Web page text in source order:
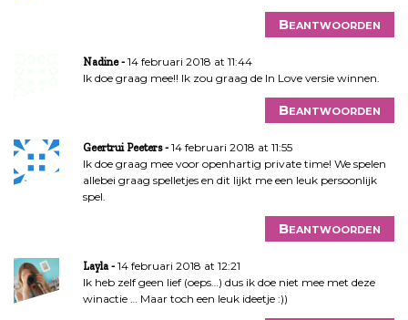
Beantwoorden
Nadine
14 februari 2018 at 11:44
Ik doe graag mee!! Ik zou graag de In Love versie winnen.
Beantwoorden
Geertrui Peeters
14 februari 2018 at 11:55
Ik doe graag mee voor openhartig private time! We spelen
allebei graag spelletjes en dit lijkt me een leuk persoonlijk
spel.
Beantwoorden
Layla
14 februari 2018 at 12:21
Ik heb zelf geen lief (oeps…) dus ik doe niet mee met deze
winactie … Maar toch een leuk ideetje :))